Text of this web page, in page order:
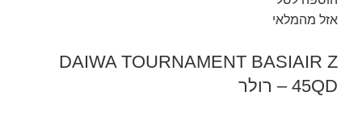
אזל מהמלאי
DAIWA TOURNAMENT BASIAIR Z
45QD – רולר